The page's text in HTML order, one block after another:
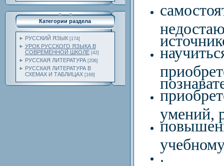
Категории раздела
РУССКИЙ ЯЗЫК [174]
УРОК РУССКОГО ЯЗЫКА В
СОВРЕМЕННОЙ ШКОЛЕ [42]
РУССКАЯ ЛИТЕРАТУРА [206]
РУССКАЯ ЛИТЕРАТУРА В
СХЕМАХ И ТАБЛИЦАХ [169]
умений,
.